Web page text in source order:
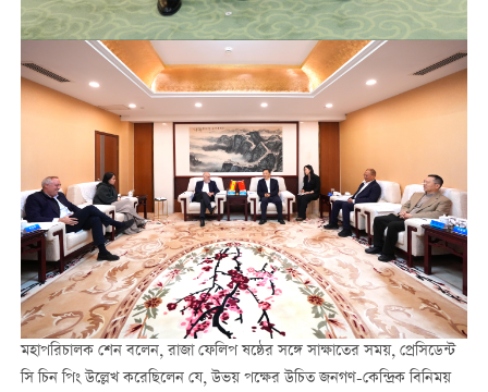
মহাপরিচালক শেন বলেন, রাজা ফেলিপ ষষ্ঠের সঙ্গে সাক্ষাতের সময়, প্রেসিডেন্ট
সি চিন পিং উল্লেখ করেছিলেন যে, উভয় পক্ষের উচিত জনগণ-কেন্দ্রিক বিনিময়